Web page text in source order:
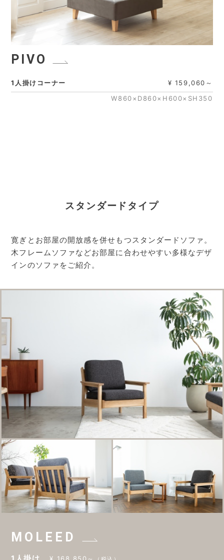
PIVO
1人掛けコーナー
¥ 159,060～
W860×D860×H600×SH350
スタンダードタイプ
寛ぎとお部屋の開放感を併せもつスタンダードソファ。
木フレームソファなどお部屋に合わせやすい多様なデザ
インのソファをご紹介。
MOLEED
¥ 168,850～